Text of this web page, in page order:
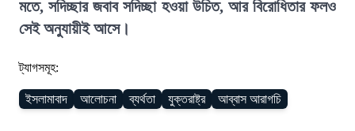
মতে, সদিচ্ছার জবাব সদিচ্ছা হওয়া উচিত, আর বিরোধিতার ফলও
সেই অনুযায়ীই আসে।
ট্যাগসমূহ:
ইসলামাবাদ আলোচনা ব্যর্থতা যুক্তরাষ্ট্র আব্বাস আরাগচি